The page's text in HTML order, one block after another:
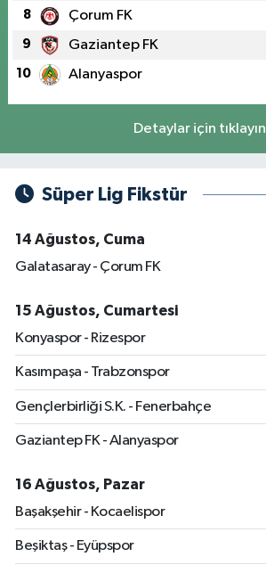
8 Çorum FK
9 Gaziantep FK
10 Alanyaspor
Detaylar için tıklayın
Süper Lig Fikstür
14 Ağustos, Cuma
Galatasaray - Çorum FK
15 Ağustos, Cumartesi
Konyaspor - Rizespor
Kasımpaşa - Trabzonspor
Gençlerbirliği S.K. - Fenerbahçe
Gaziantep FK - Alanyaspor
16 Ağustos, Pazar
Başakşehir - Kocaelispor
Beşiktaş - Eyüpspor